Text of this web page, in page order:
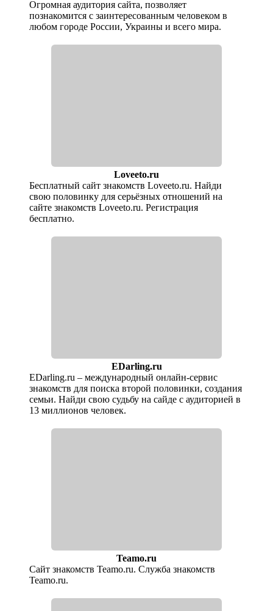
Огромная аудитория сайта, позволяет
познакомится с заинтересованным человеком в
любом городе России, Украины и всего мира.
Loveeto.ru
Бесплатный сайт знакомств Loveeto.ru. Найди
свою половинку для серьёзных отношений на
сайте знакомств Loveeto.ru. Регистрация
бесплатно.
EDarling.ru
EDarling.ru – международный онлайн-сервис
знакомств для поиска второй половинки, создания
семьи. Найди свою судьбу на сайде с аудиторией в
13 миллионов человек.
Teamo.ru
Сайт знакомств Teamo.ru. Служба знакомств
Teamo.ru.